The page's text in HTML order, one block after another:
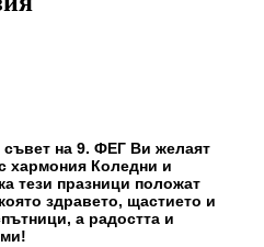
съвет на 9. ФЕГ Ви желаят
хармония Коледни и
тези празници положат
здравето, щастието и
а радостта и